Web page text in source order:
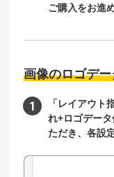
ご購入をお進
画像のロゴデ
「レイアウト
れ+ロゴデー
ただき、各設